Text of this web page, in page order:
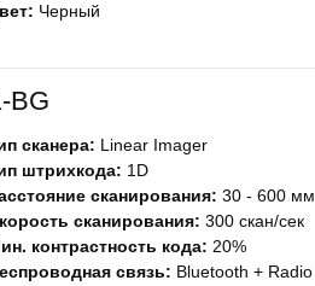
Черный
BG
сканера: Linear Imager
штрихкода: 1D
сканирования: 30 - 600 мм
сканирования: 300 скан/сек
контрастность кода: 20%
связь: Bluetooth + Radio